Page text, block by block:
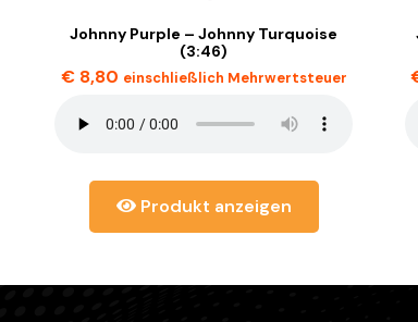
Johnny Purple – Johnny Turquoise
(3:46)
€8,80 einschließlich Mehrwertsteuer
Produkt anzeigen